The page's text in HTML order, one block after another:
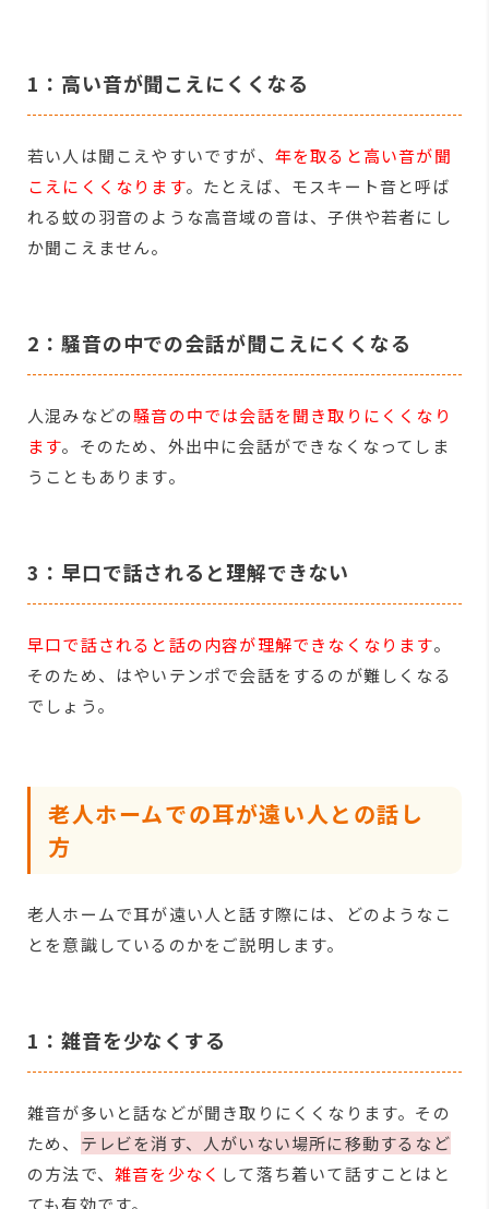
1：高い音が聞こえにくくなる
若い人は聞こえやすいですが、 年を取ると高い音が聞
こえにくくなります。たとえば、モスキート音と呼ば
れる蚊の羽音のような高音域の音は、子供や若者にし
か聞こえません。
2：騒音の中での会話が聞こえにくくなる
人混みなどの騒音の中では会話を聞き取りにくくなり
ます。そのため、外出中に会話ができなくなってしま
うこともあります。
3：早口で話されると理解できない
早口で話されると話の内容が理解できなくなります。
そのため、はやいテンポで会話をするのが難しくなる
でしょう。
老人ホームでの耳が遠い人との話し
方
老人ホームで耳が遠い人と話す際には、どのようなこ
とを意識しているのかをご説明します。
1：雑音を少なくする
雑音が多いと話などが聞き取りにくくなります。その
ため、 テレビを消す、人がいない場所に移動するなど
の方法で、 雑音を少なく して落ち着いて話すことはと
ても有効です。